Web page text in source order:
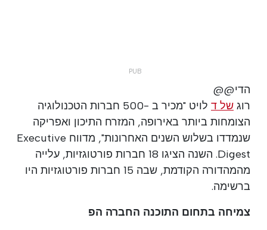
הדי@@
רוג של ד
לויט "מכיר ב -500 חברות הטכנולוגיה
הצומחות ביותר באירופה, המזרח התיכון ואפריקה
שנמדדו בשלוש השנים האחרונות", מדווח Executive
Digest. השנה הציגו 18 חברות פורטוגזיות, עלייה
מהמהדורה הקודמת, שבה 15 חברות פורטוגזיות היו
ברשימה.
צמיחה בתחום התוכנה החברה הפ